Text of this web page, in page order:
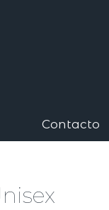
Contacto